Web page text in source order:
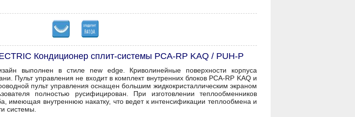
Кондиционер сплит-системы PCA-RP KAQ / PUH-P
выполнен в стиле new edge. Криволинейные поверхности корпуса
Пульт управления не входит в комплект внутренних блоков PCA-RP KAQ и
пульт управления оснащен большим жидкокристаллическим экраном
полностью русифицирован. При изготовлении теплообменников
имеющая внутреннюю накатку, что ведет к интенсификации теплообмена и
системы.